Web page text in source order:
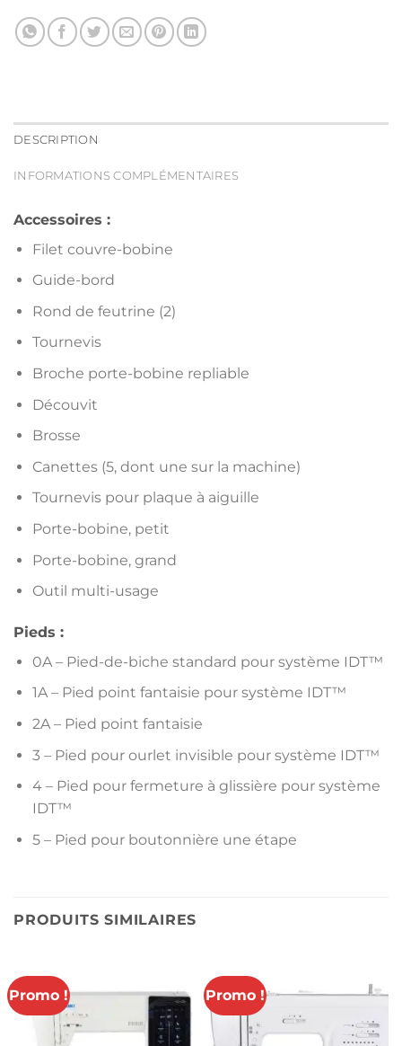
DESCRIPTION
INFORMATIONS COMPLÉMENTAIRES
Accessoires :
Filet couvre-bobine
Guide-bord
Rond de feutrine (2)
Tournevis
Broche porte-bobine repliable
Découvit
Brosse
Canettes (5, dont une sur la machine)
Tournevis pour plaque à aiguille
Porte-bobine, petit
Porte-bobine, grand
Outil multi-usage
Pieds :
0A – Pied-de-biche standard pour système IDT™
1A – Pied point fantaisie pour système IDT™
2A – Pied point fantaisie
3 – Pied pour ourlet invisible pour système IDT™
4 – Pied pour fermeture à glissière pour système
IDT™
5 – Pied pour boutonnière une étape
PRODUITS SIMILAIRES
Promo ! Promo !